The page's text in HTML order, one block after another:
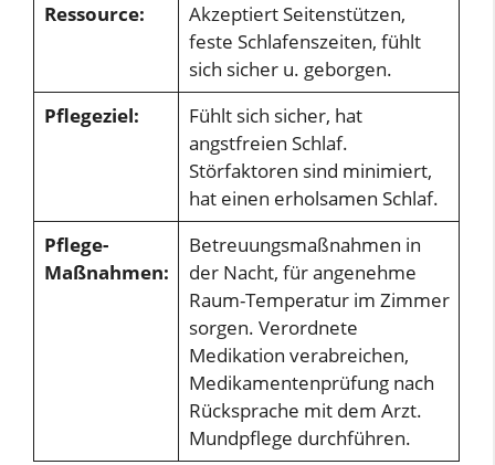
Ressource:
Akzeptiert Seitenstützen,
feste Schlafenszeiten, fühlt
sich sicher u. geborgen.
Pflegeziel:
Fühlt sich sicher, hat
angstfreien Schlaf.
Störfaktoren sind minimiert,
hat einen erholsamen Schlaf.
Pflege-
Maßnahmen:
Betreuungsmaßnahmen in
der Nacht, für angenehme
Raum-Temperatur im Zimmer
sorgen. Verordnete
Medikation verabreichen,
Medikamentenprüfung nach
Rücksprache mit dem Arzt.
Mundpflege durchführen.